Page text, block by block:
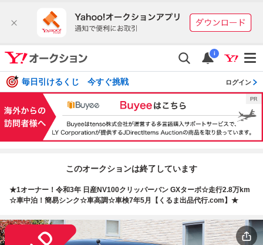
i
毎日引けるくじ 今すぐ挑戦 ログイン
このオークションは終了しています
★1オーナー！令和3年 日産NV100クリッパーバン GXターボ☆走行2.8万km
☆車中泊！簡易シンク☆車高調☆車検7年5月【くるま出品代行.com】★